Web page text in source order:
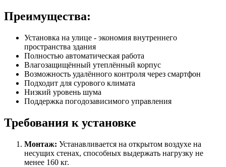
Преимущества:
Установка на улице - экономия внутреннего
пространства здания
Полностью автоматическая работа
Влагозащищённый утеплённый корпус
Возможность удалённого контроля через смартфон
Подходит для сурового климата
Низкий уровень шума
Поддержка погодозависимого управления
Требования к установке
Монтаж: Устанавливается на открытом воздухе на
несущих стенах, способных выдержать нагрузку не
менее 160 кг.